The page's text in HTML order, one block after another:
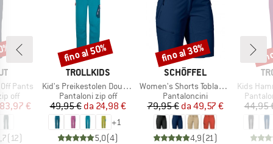
Pants
off
ridotto
83,97 €
(12)
MARCHIO
TROLLKIDS
Articolo
Kid's Preikestolen Double Zip-Off Pants
Gruppo di prodotti
Pantaloni zip off
Prezzo
49,95 € Prezzo ridotto
da 24,98 €
+1
5,0(4)
Sconto
fino al 50%
MARCHIO
SCHÖFFEL
Articolo
Women's Shorts Toblach2
Gruppo di prodotti
Pantaloncini
Prezzo
79,95 € Prezzo ridotto
da 49,57 €
4,9(21 )
Sconto
fino al 38%
Articolo
Kids
44,95